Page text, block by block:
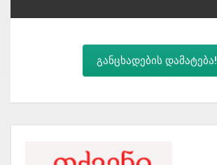
განცხადების დამატება!